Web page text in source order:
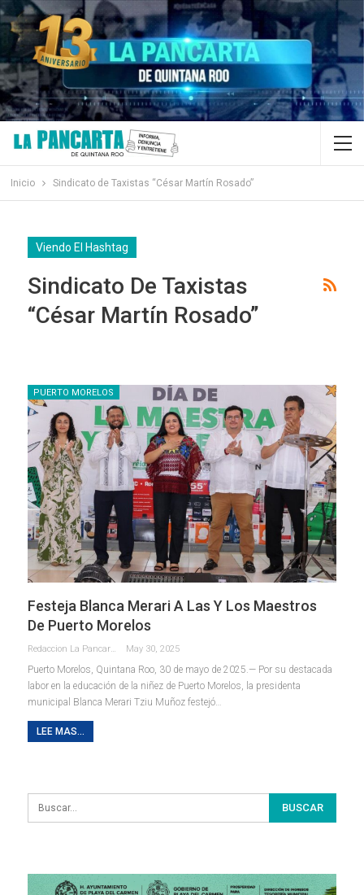
Inicio Sindicato de Taxistas “César Martín Rosado”
Viendo El Hashtag
Sindicato De Taxistas
“César Martín Rosado”
PUERTO MORELOS
Festeja Blanca Merari A Las Y Los Maestros
De Puerto Morelos
Redaccion La Pancarta De Quintana Roo May 30, 2025
Puerto Morelos, Quintana Roo, 30 de mayo de 2025.— Por su destacada
labor en la educación de la niñez de Puerto Morelos, la presidenta
municipal Blanca Merari Tziu Muñoz festejó…
LEE MAS...